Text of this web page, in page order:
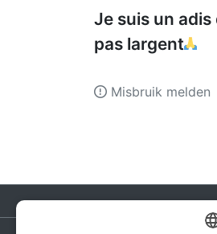
Je suis un
pas largent
Misbruik melden